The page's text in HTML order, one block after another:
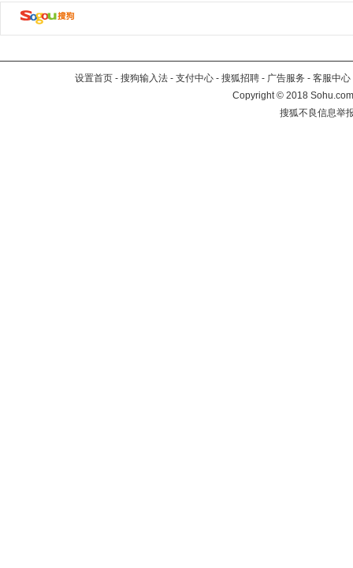
设置首页 - 搜狗输入法 - 支付中心 - 搜狐招聘 - 广告服务 - 客服中心
Copyright©2018
搜狐不良信息举